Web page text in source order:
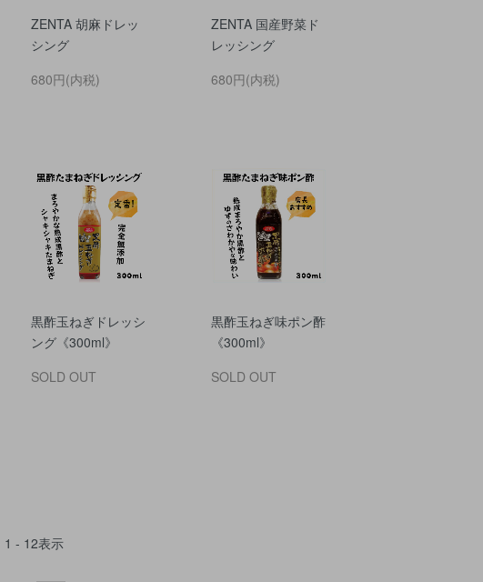
ZENTA 胡麻ドレッ
シング
680円(内税)
ZENTA 国産野菜ド
レッシング
680円(内税)
黒酢玉ねぎドレッシ
ング《300ml》
SOLD OUT
黒酢玉ねぎ味ポン酢
《300ml》
SOLD OUT
1 - 12表示